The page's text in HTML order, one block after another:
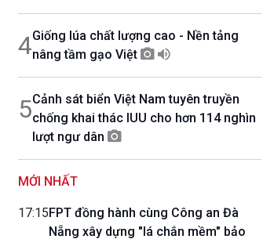
11h05-11h10
Quảng cáo
11h25-11h30
Chương trình đệm
11h30-11h35
Kết nối 54 (phát lại Thứ Tư)
Quảng cáo
11h59-12h00
4Giống lúa chất lượng cao - Nền tảng
nâng tầm gạo Việt
5Cảnh sát biển Việt Nam tuyên truyền
chống khai thác IUU cho hơn 114 nghìn
lượt ngư dân
MỚI NHẤT
17:15FPT đồng hành cùng Công an Đà
Nẵng xây dựng "lá chắn mềm" bảo